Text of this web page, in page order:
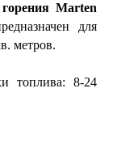
Marten
для
метров.
топлива: 8-24